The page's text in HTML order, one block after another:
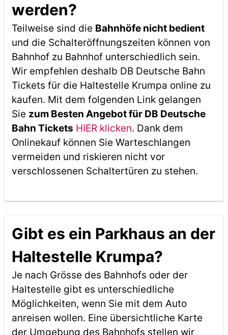
werden?
Teilweise sind die Bahnhöfe nicht bedient
und die Schalteröffnungszeiten können von
Bahnhof zu Bahnhof unterschiedlich sein.
Wir empfehlen deshalb DB Deutsche Bahn
Tickets für die Haltestelle Krumpa online zu
kaufen. Mit dem folgenden Link gelangen
Sie zum Besten Angebot für DB Deutsche
Bahn Tickets HIER klicken. Dank dem
Onlinekauf können Sie Warteschlangen
vermeiden und riskieren nicht vor
verschlossenen Schaltertüren zu stehen.
Gibt es ein Parkhaus an der
Haltestelle Krumpa?
Je nach Grösse des Bahnhofs oder der
Haltestelle gibt es unterschiedliche
Möglichkeiten, wenn Sie mit dem Auto
anreisen wollen. Eine übersichtliche Karte
der Umgebung des Bahnhofs stellen wir